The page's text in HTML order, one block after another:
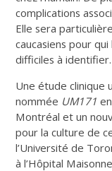
complications
Elle sera
caucasiens pour
difficiles à identifier.
Une étude clinique
nommée UM171
Montréal et un
pour la culture de
l’Université de
à l’Hôpital